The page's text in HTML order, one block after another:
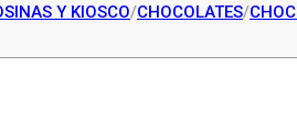
Y KIOSCO/CHOCOLATES/